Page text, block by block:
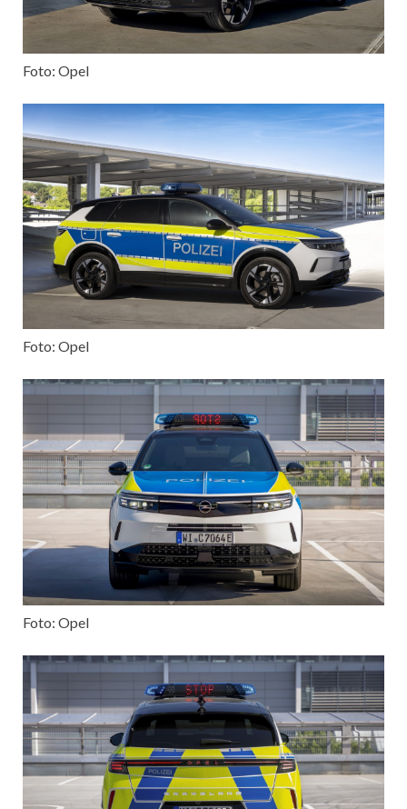
Foto: Opel
Foto: Opel
Foto: Opel